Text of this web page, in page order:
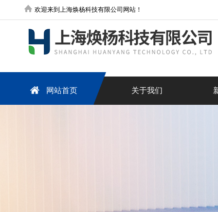
欢迎来到上海焕杨科技有限公司网站！
网站首页 关于我们